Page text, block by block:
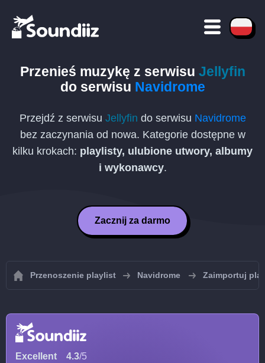
Przenieś muzykę z serwisu Jellyfin
do serwisu Navidrome
Przejdź z serwisu Jellyfin do serwisu Navidrome
bez zaczynania od nowa. Kategorie dostępne w
kilku krokach: playlisty, ulubione utwory, albumy
i wykonawcy.
Zacznij za darmo
Przenoszenie playlist Navidrome Zaimportuj
Excellent 4.3/5